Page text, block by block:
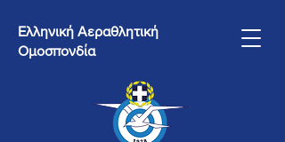
Ελληνική Αεραθλητική
Ομοσπονδία